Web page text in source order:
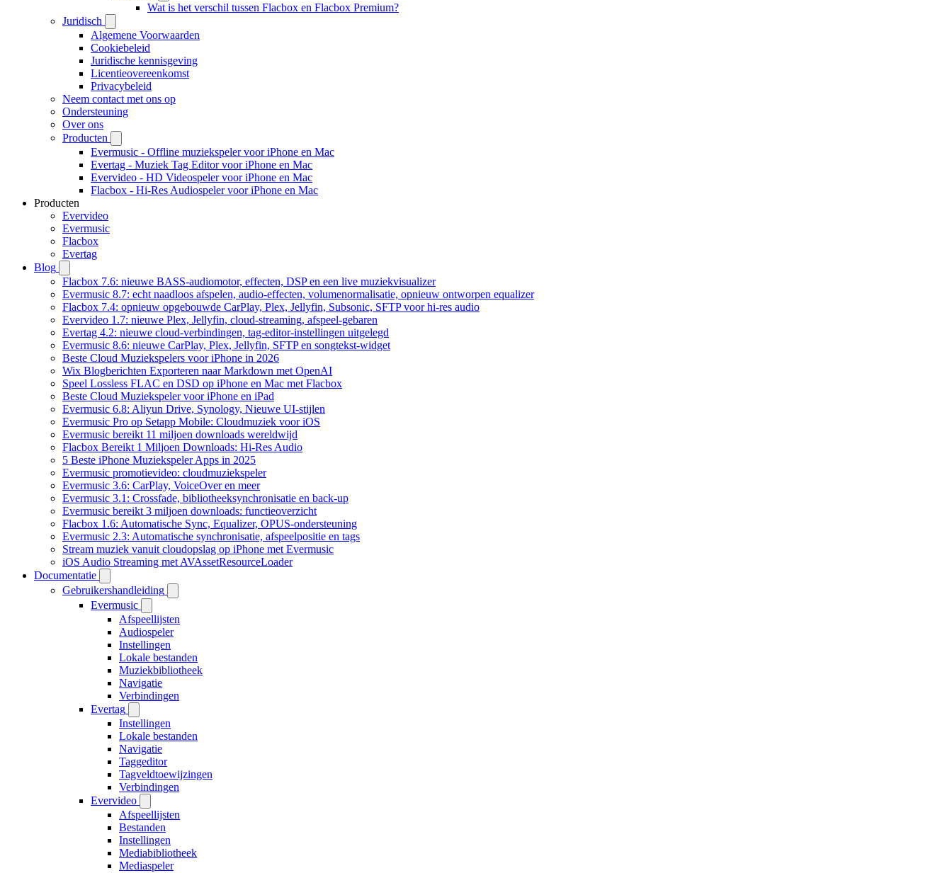
Wat is het verschil tussen Flacbox en Flacbox Premium?
Juridisch
Algemene Voorwaarden
Cookiebeleid
Juridische kennisgeving
Licentieovereenkomst
Privacybeleid
Neem contact met ons op
Ondersteuning
Over ons
Producten
Evermusic - Offline muziekspeler voor iPhone en Mac
Evertag - Muziek Tag Editor voor iPhone en Mac
Evervideo - HD Videospeler voor iPhone en Mac
Flacbox - Hi-Res Audiospeler voor iPhone en Mac
Producten
Evervideo
Evermusic
Flacbox
Evertag
Blog
Flacbox 7.6: nieuwe BASS-audiomotor, effecten, DSP en een live muziekvisualizer
Evermusic 8.7: echt naadloos afspelen, audio-effecten, volumenormalisatie, opnieuw ontworpen equalizer
Flacbox 7.4: opnieuw opgebouwde CarPlay, Plex, Jellyfin, Subsonic, SFTP voor hi-res audio
Evervideo 1.7: nieuwe Plex, Jellyfin, cloud-streaming, afspeel-gebaren
Evertag 4.2: nieuwe cloud-verbindingen, tag-editor-instellingen uitgelegd
Evermusic 8.6: nieuwe CarPlay, Plex, Jellyfin, SFTP en songtekst-widget
Beste Cloud Muziekspelers voor iPhone in 2026
Wix Blogberichten Exporteren naar Markdown met OpenAI
Speel Lossless FLAC en DSD op iPhone en Mac met Flacbox
Beste Cloud Muziekspeler voor iPhone en iPad
Evermusic 6.8: Aliyun Drive, Synology, Nieuwe UI-stijlen
Evermusic Pro op Setapp Mobile: Cloudmuziek voor iOS
Evermusic bereikt 11 miljoen downloads wereldwijd
Flacbox Bereikt 1 Miljoen Downloads: Hi-Res Audio
5 Beste iPhone Muziekspeler Apps in 2025
Evermusic promotievideo: cloudmuziekspeler
Evermusic 3.6: CarPlay, VoiceOver en meer
Evermusic 3.1: Crossfade, bibliotheeksynchronisatie en back-up
Evermusic bereikt 3 miljoen downloads: functieoverzicht
Flacbox 1.6: Automatische Sync, Equalizer, OPUS-ondersteuning
Evermusic 2.3: Automatische synchronisatie, afspeelpositie en tags
Stream muziek vanuit cloudopslag op iPhone met Evermusic
iOS Audio Streaming met AVAssetResourceLoader
Documentatie
Gebruikershandleiding
Evermusic
Afspeellijsten
Audiospeler
Instellingen
Lokale bestanden
Muziekbibliotheek
Navigatie
Verbindingen
Evertag
Instellingen
Lokale bestanden
Navigatie
Taggeditor
Tagveldtoewijzingen
Verbindingen
Evervideo
Afspeellijsten
Bestanden
Instellingen
Mediabibliotheek
Mediaspeler